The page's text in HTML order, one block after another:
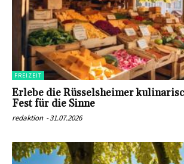
FREIZEIT
Erlebe die Rüsselsheimer
Fest für die Sinne
redaktion -31.07.2026